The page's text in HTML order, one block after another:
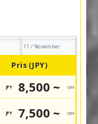
11 / November
Pris (JPY)
JPY 8,500 ~ /pax
JPY 7,500 ~ /pax